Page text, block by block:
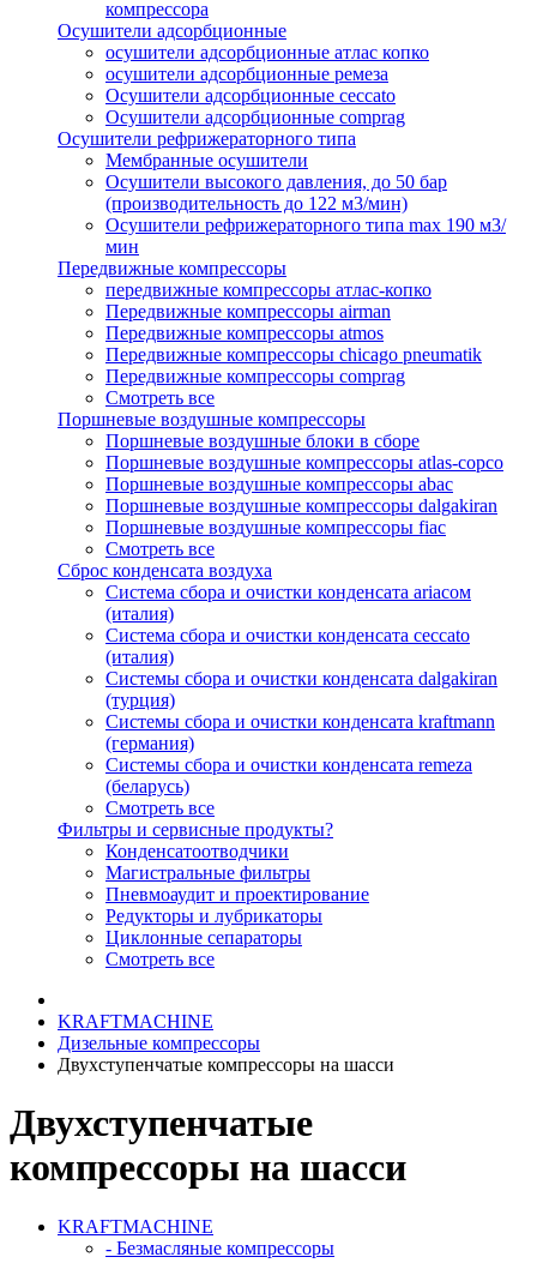
компрессора
Осушители адсорбционные
осушители адсорбционные атлас копко
осушители адсорбционные ремеза
Осушители адсорбционные ceccato
Осушители адсорбционные comprag
Осушители рефрижераторного типа
Мембранные осушители
Осушители высокого давления, до 50 бар
(производительность до 122 м3/мин)
Осушители рефрижераторного типа max 190 м3/
мин
Передвижные компрессоры
передвижные компрессоры атлас-копко
Передвижные компрессоры airman
Передвижные компрессоры atmos
Передвижные компрессоры chicago pneumatik
Передвижные компрессоры comprag
Смотреть все
Поршневые воздушные компрессоры
Поршневые воздушные блоки в сборе
Поршневые воздушные компрессоры atlas-copco
Поршневые воздушные компрессоры abac
Поршневые воздушные компрессоры dalgakiran
Поршневые воздушные компрессоры fiac
Смотреть все
Сброс конденсата воздуха
Система сбора и очистки конденсата ariacом
(италия)
Система сбора и очистки конденсата ceccato
(италия)
Системы сбора и очистки конденсата dalgakiran
(турция)
Системы сбора и очистки конденсата kraftmann
(германия)
Системы сбора и очистки конденсата remeza
(беларусь)
Смотреть все
Фильтры и сервисные продукты?
Конденсатоотводчики
Магистральные фильтры
Пневмоаудит и проектирование
Редукторы и лубрикаторы
Циклонные сепараторы
Смотреть все
KRAFTMACHINE
Дизельные компрессоры
Двухступенчатые компрессоры на шасси
Двухступенчатые
компрессоры на шасси
KRAFTMACHINE
- Безмасляные компрессоры